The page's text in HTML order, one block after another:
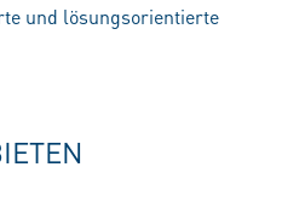
und lösungsorientierte